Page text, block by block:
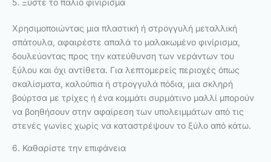
5. Ξύστε το παλιό φινίρισμα
Χρησιμοποιώντας μια πλαστική ή στρογγυλή μεταλλική
σπάτουλα, αφαιρέστε απαλά το μαλακωμένο φινίρισμα,
δουλεύοντας προς την κατεύθυνση των νεράντων του
ξύλου και όχι αντίθετα. Για λεπτομερείς περιοχές όπως
σκαλίσματα, καλούπια ή στρογγυλά πόδια, μια σκληρή
βούρτσα με τρίχες ή ένα κομμάτι συρμάτινο μαλλί μπορούν
να βοηθήσουν στην αφαίρεση των υπολειμμάτων από τις
στενές γωνίες χωρίς να καταστρέψουν το ξύλο από κάτω.
6. Καθαρίστε την επιφάνεια